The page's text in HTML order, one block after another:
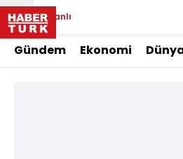
Canlı
Gündem Ekonomi